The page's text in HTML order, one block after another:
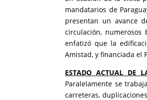
mandatarios de
presentan un avance
circulación, numerosos
enfatizó que la
Amistad, y financiada el
ESTADO ACTUAL DE
Paralelamente se
carreteras,